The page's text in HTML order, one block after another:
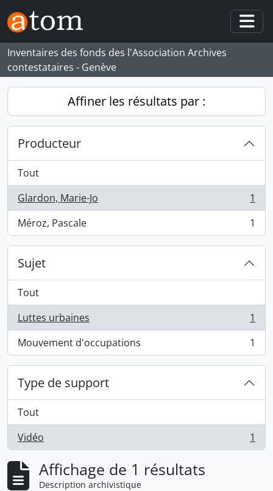
Skip to main content
Inventaires des fonds des l'Association Archives
contestataires - Genève
Affiner les résultats par :
Producteur
Tout
Glardon, Marie-Jo
, 1 résultats
1
Méroz, Pascale
, 1 résultats 1
Sujet
Tout
Luttes urbaines
, 1 résultats
1
Mouvement d'occupations
, 1 résultats 1
Type de support
Tout
Vidéo
, 1 résultats 1
Affichage de 1 résultats
Description archivistique